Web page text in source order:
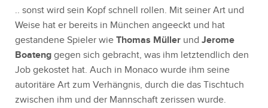
.. sonst wird sein Kopf schnell rollen. Mit seiner Art und
Weise hat er bereits in München angeeckt und hat
gestandene Spieler wie Thomas Müller und Jerome
Boateng gegen sich gebracht, was ihm letztendlich den
Job gekostet hat. Auch in Monaco wurde ihm seine
autoritäre Art zum Verhängnis, durch die das Tischtuch
zwischen ihm und der Mannschaft zerissen wurde.